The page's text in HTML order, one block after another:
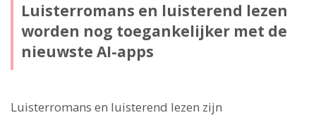
Luisterromans en luisterend lezen
worden nog toegankelijker met de
nieuwste AI-apps
Luisterromans en luisterend lezen zijn